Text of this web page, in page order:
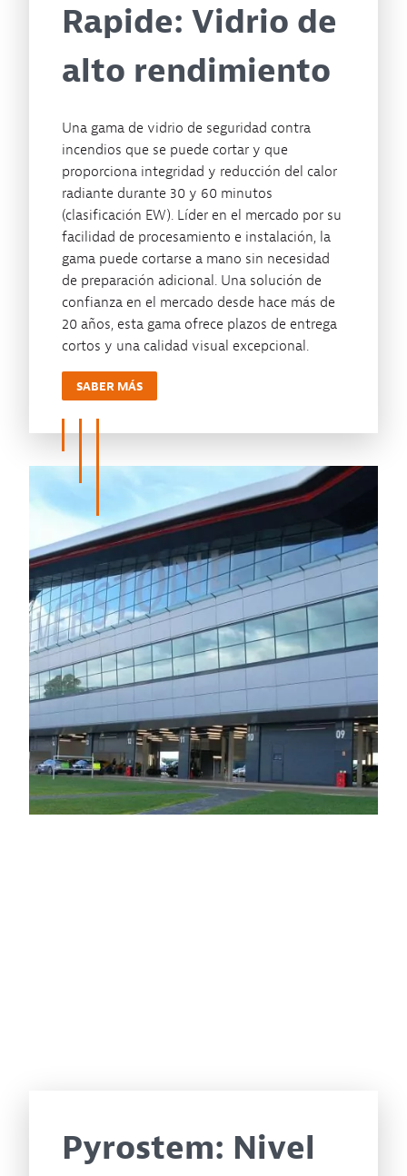
Rapide: Vidrio de
alto rendimiento
Una gama de vidrio de seguridad contra
incendios que se puede cortar y que
proporciona integridad y reducción del calor
radiante durante 30 y 60 minutos
(clasificación EW). Líder en el mercado por su
facilidad de procesamiento e instalación, la
gama puede cortarse a mano sin necesidad
de preparación adicional. Una solución de
confianza en el mercado desde hace más de
20 años, esta gama ofrece plazos de entrega
cortos y una calidad visual excepcional.
SABER MÁS
Pyrostem: Nivel